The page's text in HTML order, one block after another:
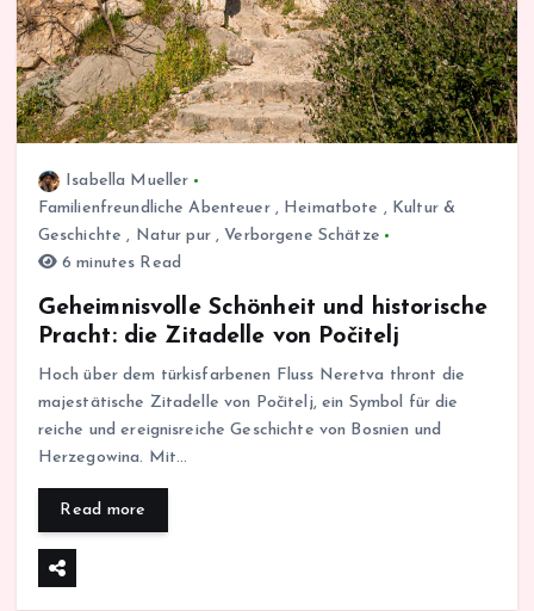
Isabella Mueller
Familienfreundliche Abenteuer, Heimatbote , Kultur &
Geschichte , Natur pur,Verborgene Schätze
6 minutes Read
Geheimnisvolle Schönheit und historische
Pracht: die Zitadelle von Počitelj
Hoch über dem türkisfarbenen Fluss Neretva thront die
majestätische Zitadelle von Počitelj, ein Symbol für die
reiche und ereignisreiche Geschichte von Bosnien und
Herzegowina. Mit…
Read more